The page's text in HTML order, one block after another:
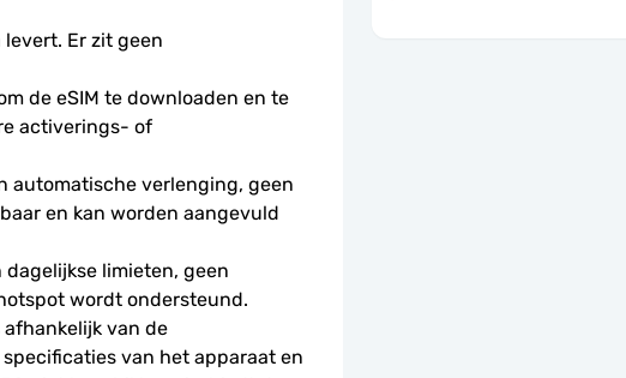
levert. Er zit geen
de eSIM te downloaden en te
activerings- of
automatische verlenging, geen
en kan worden aangevuld
limieten, geen
wordt ondersteund.
afhankelijk van de
van het apparaat en